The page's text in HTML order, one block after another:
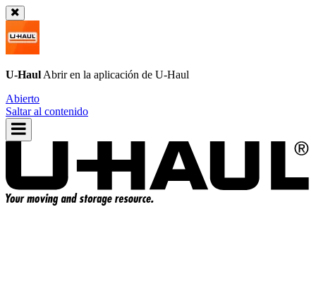
U-Haul Abrir en la aplicación de U-Haul
Abierto
Saltar al contenido